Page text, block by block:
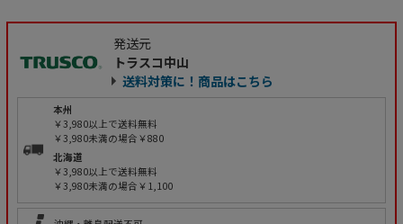
発送元
トラスコ中山
送料対策に！商品はこちら
本州
￥3,980以上で送料無料
￥3,980未満の場合￥880
北海道
￥3,980以上で送料無料
￥3,980未満の場合￥1,100